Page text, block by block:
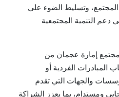
وتسليط الضوء على
دعم التنمية المجتمعية
مجتمع إمارة عجمان من
المبادرات الفردية أو
والجهات التي تقدم
ومستدام، بما يعزز الشراكة